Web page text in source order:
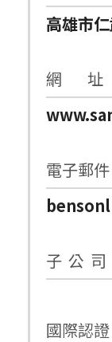
高雄市
網 址
電子郵件
子 公 司
國際認證